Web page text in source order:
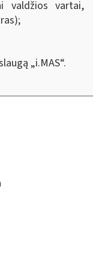
valdžios vartai,
„i.MAS“.